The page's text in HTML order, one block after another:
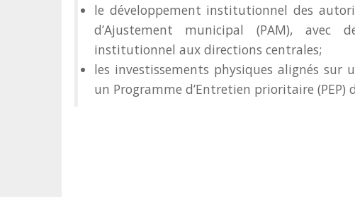
le développement institutionnel des
d’Ajustement municipal (PAM), avec
institutionnel aux directions centrales;
les investissements physiques alignés sur
un Programme d’Entretien prioritaire